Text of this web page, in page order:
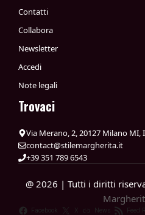
Contatti
Collabora
Newsletter
Accedi
Note legali
Trovaci
Via Merano, 2, 20127 Milano MI,
contact@stilemargherita.it
+39 351 789 6543
@ 2026 | Tutti i diritti
Facebook X News Feed